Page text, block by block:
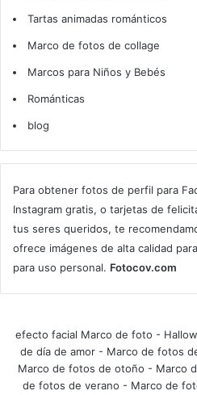
Tartas animadas románticos
Marco de fotos de collage
Marcos para Niños y Bebés
Románticas
blog
Para obtener fotos de perfil para
Instagram gratis, o tarjetas de
tus seres queridos, te
ofrece imágenes de alta calidad
para uso personal. Fotocov.com
efecto facial Marco de foto -
de día de amor - Marco de fotos
Marco de fotos de otoño - Marco
de fotos de verano - Marco de